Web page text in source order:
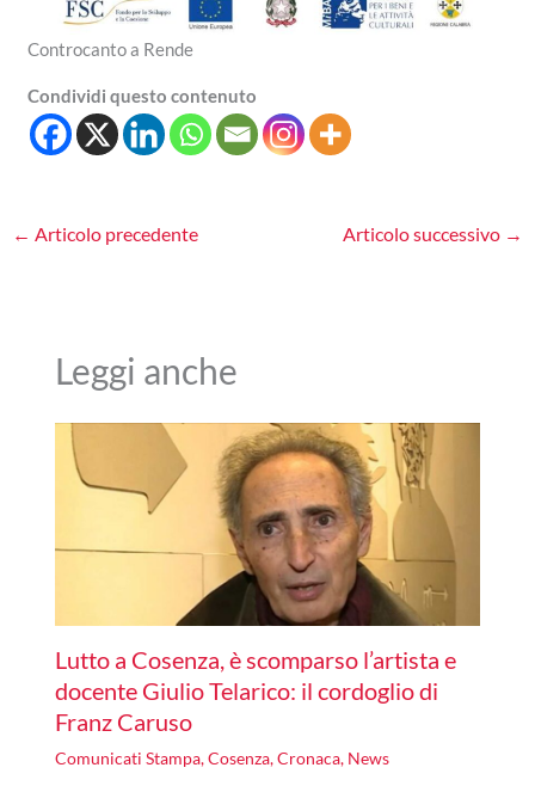
Controcanto a Rende
Condividi questo contenuto
← Articolo precedente Articolo successivo →
Leggi anche
Lutto a Cosenza, è scomparso l’artista e
docente Giulio Telarico: il cordoglio di
Franz Caruso
Comunicati Stampa,Cosenza,Cronaca, News